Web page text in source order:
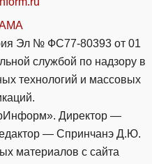
Эл № ФС77-80393 от 01
службой по надзору в
технологий и массовых
Директор —
— Спринчанэ Д.Ю.
материалов с сайта